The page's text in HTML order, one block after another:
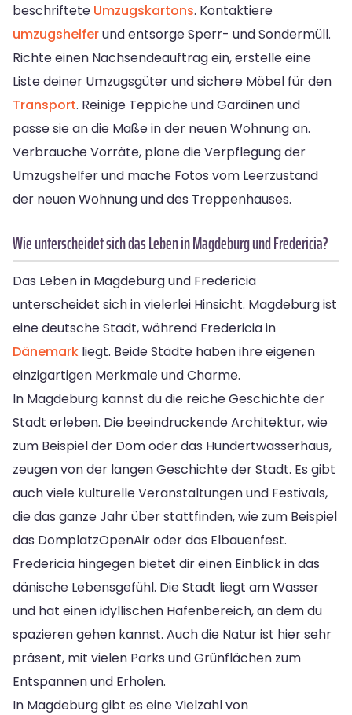
beschriftete Umzugskartons. Kontaktiere
umzugshelferund entsorge Sperr- und Sondermüll.
Richte einen Nachsendeauftrag ein, erstelle eine
Liste deiner Umzugsgüter und sichere Möbel für den
Transport. Reinige Teppiche und Gardinen und
passe sie an die Maße in der neuen Wohnung an.
Verbrauche Vorräte, plane die Verpflegung der
Umzugshelfer und mache Fotos vom Leerzustand
der neuen Wohnung und des Treppenhauses.
Wie unterscheidet sich das Leben in Magdeburg und Fredericia?
Das Leben in Magdeburg und Fredericia
unterscheidet sich in vielerlei Hinsicht. Magdeburg ist
eine deutsche Stadt, während Fredericia in
Dänemark liegt. Beide Städte haben ihre eigenen
einzigartigen Merkmale und Charme.
In Magdeburg kannst du die reiche Geschichte der
Stadt erleben. Die beeindruckende Architektur, wie
zum Beispiel der Dom oder das Hundertwasserhaus,
zeugen von der langen Geschichte der Stadt. Es gibt
auch viele kulturelle Veranstaltungen und Festivals,
die das ganze Jahr über stattfinden, wie zum Beispiel
das DomplatzOpenAir oder das Elbauenfest.
Fredericia hingegen bietet dir einen Einblick in das
dänische Lebensgefühl. Die Stadt liegt am Wasser
und hat einen idyllischen Hafenbereich, an dem du
spazieren gehen kannst. Auch die Natur ist hier sehr
präsent, mit vielen Parks und Grünflächen zum
Entspannen und Erholen.
In Magdeburg gibt es eine Vielzahl von